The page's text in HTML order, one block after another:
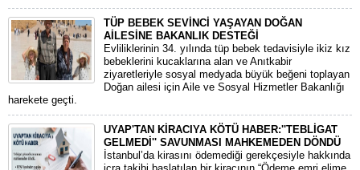
TÜP BEBEK SEVİNCİ YAŞAYAN DOĞAN
AİLESİNE BAKANLIK DESTEĞİ
​Evliliklerinin 34. yılında tüp bebek tedavisiyle ikiz kız
bebeklerini kucaklarına alan ve Anıtkabir
ziyaretleriyle sosyal medyada büyük beğeni toplayan
Doğan ailesi için Aile ve Sosyal Hizmetler Bakanlığı
harekete geçti.
UYAP'TAN KİRACIYA KÖTÜ HABER:''TEBLİGAT
GELMEDİ'' SAVUNMASI MAHKEMEDEN DÖNDÜ
​İstanbul’da kirasını ödemediği gerekçesiyle hakkında